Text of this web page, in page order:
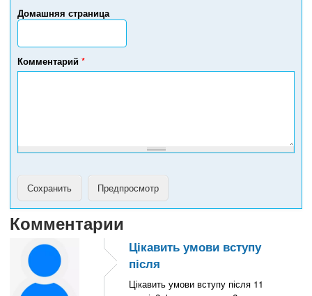
Домашняя страница
т
л
е
ф
Комментарий *
Комментарии
Цікавить умови вступу
після
Цікавить умови вступу після 11